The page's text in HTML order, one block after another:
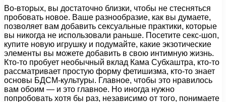
Во-вторых, вы достаточно близки, чтобы не стесняться
пробовать новое. Ваше разнообразие, как вы думаете,
позволяет вам добавить сексуальные практики, которые
вы никогда не использовали раньше. Посетите секс-шоп,
купите новую игрушку и подумайте, какие экзотические
элементы вы можете добавить в свою интимную жизнь.
Кто-то пробует необычный вклад Кама Субхаштра, кто-то
рассматривает простую форму фетишизма, кто-то знает
основы БДСМ-культуры. Главное, чтобы это нравилось
вам обоим — и это главное. Но иногда нужно
попробовать хотя бы раз, независимо от того, понимаете